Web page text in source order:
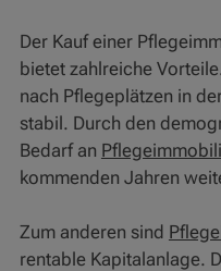
Der Kauf einer
bietet zahlreiche
nach Pflegeplätzen in
stabil. Durch den
Bedarf an
kommenden Jahren
Zum anderen sind
rentable Kapitalanlage.